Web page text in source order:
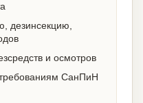
дезинсекцию,
и осмотров
СанПиН